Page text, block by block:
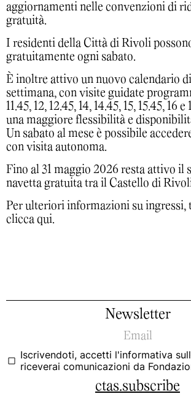
aggiornamenti nelle convenzioni di
gratuità.
I residenti della Città di Rivoli
gratuitamente ogni sabato.
È inoltre attivo un nuovo calendario
settimana, con visite guidate
11.45, 12, 12.45, 14, 14.45, 15, 15.45, 16
una maggiore flessibilità e
Un sabato al mese è possibile
con visita autonoma.
Fino al 31 maggio 2026 resta attivo il
navetta gratuita tra il Castello di
Per ulteriori informazioni su ingressi,
clicca qui.
Newsletter
Iscrivendoti, accetti l'informativa
riceverai comunicazioni da
ctas.subscribe